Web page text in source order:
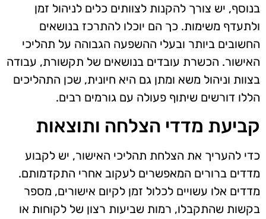
בנוסף, יש צורך להקנות לצוותים כלים לניהול זמן
ולתעדף משימות. כך הם יוכלו להתרכז בנושאים
החשובים ביותר ובעלי ההשפעה הגבוהה על תהליכי
האישור. הכשרת עובדים בנושאים של תקשורת, עבודה
בצוות וניהול משא ומתן גם היא חיונית, שכן התהליכים
הללו דורשים שיתוף פעולה עם גורמים רבים.
קביעת מדדי הצלחה ותוצאות
כדי להעריך את הצלחת תהליכי האישור, יש לקבוע
מדדים ברורים המאפשרים לעקוב אחרי התקדמותם.
מדדים אלו עשויים לכלול זמן לקיום אישורים, מספר
בקשות שהתקבלו, רמות שביעות רצון של לקוחות או